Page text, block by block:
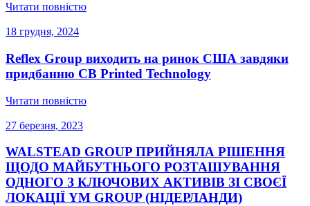
Читати повністю
18 грудня, 2024
Reflex Group виходить на ринок США завдяки
придбанню CB Printed Technology
Читати повністю
27 березня, 2023
WALSTEAD GROUP ПРИЙНЯЛА РІШЕННЯ
ЩОДО МАЙБУТНЬОГО РОЗТАШУВАННЯ
ОДНОГО З КЛЮЧОВИХ АКТИВІВ ЗІ СВОЄЇ
ЛОКАЦІЇ YM GROUP (НІДЕРЛАНДИ)